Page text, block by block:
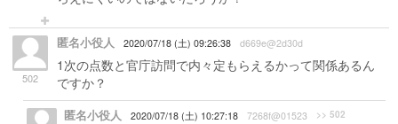
502
匿名小役人 2020/07/18 (土) 09:26:38 d669e@2d30d
1次の点数と官庁訪問で内々定もらえるかって関係あるん
ですか？
匿名小役人 2020/07/18 (土) 10:27:18 7268f@01523 >> 502